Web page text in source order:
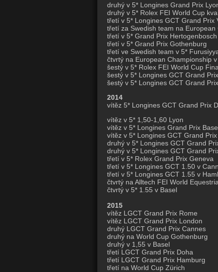
druhý v 5* Longines Grand Prix
druhý v 5* Rolex FEI World Cup
třetí v 5* Longines GCT Grand Prix
třetí za Swedish team na
třetí v 5* Grand Prix Hertogenbosch
třetí v 5* Grand Prix Gothenburg
třetí ve Swedish team v 5*
čtvrtý na European Championship
šestý v 5* Rolex FEI World Cup
šestý v 5* Longines GCT Grand
šestý v 5* Longines GCT Grand
2014
vítěz 5* Longines GCT Grand Prix
vítěz v 5* 1,50-1,60 Lyon
vítěz v 5* Longines Grand Prix
vítěz v 5* Longines GCT Grand
druhý v 5* Longines GCT Grand
druhý v 5* Longines GCT Grand
třetí v 5* Rolex Grand Prix Geneva
třetí v 5* Longines GCT 1.50 v
třetí v 5* Longines GCT 1.55 v
čtvrtý na Alltech FEI World
čtvrtý v 5* 1.55 v Basel
2015
vítěz LGCT Grand Prix Rome
vítěz LGCT Grand Prix London
druhý LGCT Grand Prix Cannes
druhý na World Cup Gothenburg
druhý v 1,55 v Basel
třetí LGCT Grand Prix Doha
třetí LGCT Grand Prix Hamburg
třetí na World Cup Zürich